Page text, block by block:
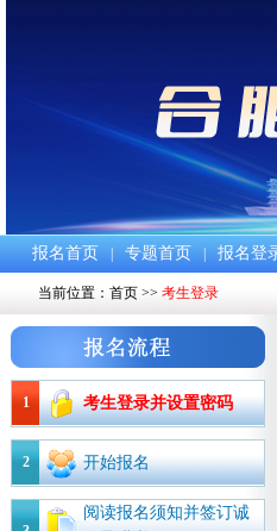
报名首页 专题首页 报名登
当前位置： 首页 >> 考生登录
1 考生登录并设置密码
2 开始报名
阅读报名须知并签订诚